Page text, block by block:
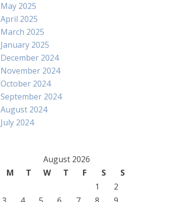
May 2025
April 2025
March 2025
January 2025
December 2024
November 2024
October 2024
September 2024
August 2024
July 2024
August 2026
M
T W T F S
S
1
2